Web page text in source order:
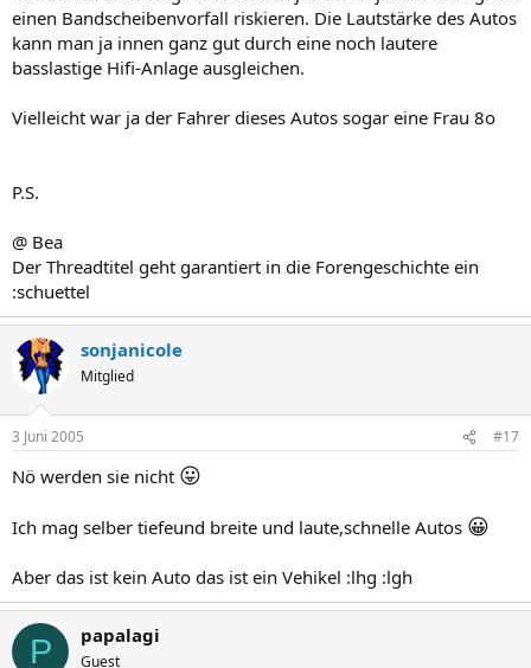
einen Bandscheibenvorfall riskieren. Die Lautstärke des Autos
kann man ja innen ganz gut durch eine noch lautere
basslastige Hifi-Anlage ausgleichen.
Vielleicht war ja der Fahrer dieses Autos sogar eine Frau 8o
P.S.
@ Bea
Der Threadtitel geht garantiert in die Forengeschichte ein
:schuettel
sonjanicole
Mitglied
3 Juni 2005 #17
Nö werden sie nicht 😛
Ich mag selber tiefeund breite und laute,schnelle Autos 😀
Aber das ist kein Auto das ist ein Vehikel :lhg :lgh
P papalagi
Guest